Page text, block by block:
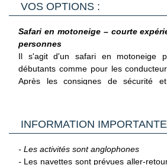
VOS OPTIONS :
Safari en motoneige – courte
personnes
Il s'agit d'un safari en motoneige
débutants comme pour les
Après les consignes de sécurité
traversons en motoneige des
gelés et des marécages. Notre
comment traverser les routes et
Inclus : Vêtements d'hiver,
INFORMATION
- Les activités sont anglophones
- Les navettes sont prévues aller-